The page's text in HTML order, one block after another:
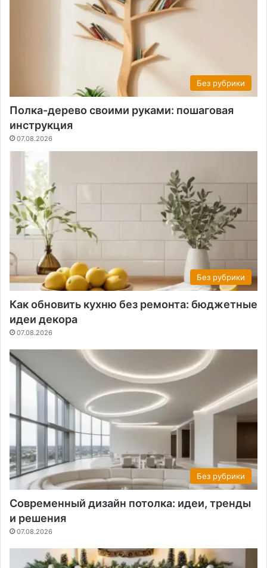
Без рубрики
Полка-дерево своими руками: пошаговая
инструкция
07.08.2026
Без рубрики
Как обновить кухню без ремонта: бюджетные
идеи декора
07.08.2026
Без рубрики
Современный дизайн потолка: идеи, тренды
и решения
07.08.2026